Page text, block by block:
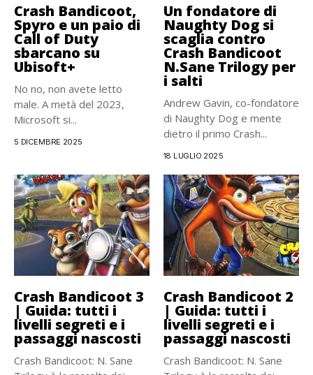
Crash Bandicoot,
Spyro e un paio di
Call of Duty
sbarcano su
Ubisoft+
No no, non avete letto
male. A metà del 2023,
Microsoft si...
5 DICEMBRE 2025
Un fondatore di
Naughty Dog si
scaglia contro
Crash Bandicoot
N.Sane Trilogy per
i salti
Andrew Gavin, co-fondatore
di Naughty Dog e mente
dietro il primo Crash...
18 LUGLIO 2025
Crash Bandicoot 3
| Guida: tutti i
livelli segreti e i
passaggi nascosti
Crash Bandicoot: N. Sane
Crash Bandicoot 2
| Guida: tutti i
livelli segreti e i
passaggi nascosti
Crash Bandicoot: N. Sane